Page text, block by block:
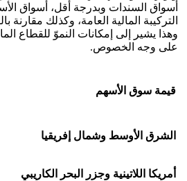
أسواق السندات وبدرجة أقل، أسواق
التركيبة المالية العامة، وكذلك مقارنة
وهذا يشير إلى إمكانات النموّ للقطاع
على وجه الخصوص.
قيمة سوق الأسهم
الشرق الأوسط وشمال إفريقيا
أمريكا اللاتينية وجزر البحر الكاريبي